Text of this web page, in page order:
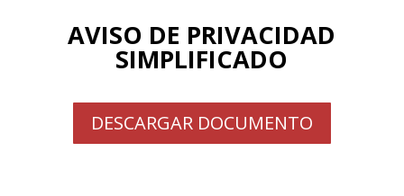
AVISO DE PRIVACIDAD
SIMPLIFICADO
DESCARGAR DOCUMENTO